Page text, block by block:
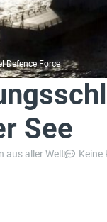
Defence Force
See
aus aller Welt Keine